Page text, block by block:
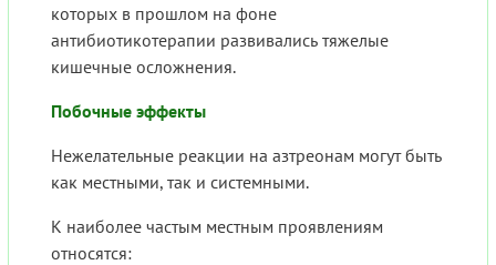
которых в прошлом на фоне
антибиотикотерапии развивались тяжелые
кишечные осложнения.
Побочные эффекты
Нежелательные реакции на азтреонам могут быть
как местными, так и системными.
К наиболее частым местным проявлениям
относятся: